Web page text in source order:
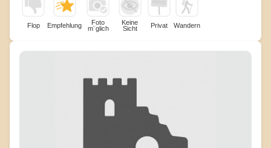
Flop Empfehlung
Foto
m¨glich
Keine
Sicht
Privat Wandern